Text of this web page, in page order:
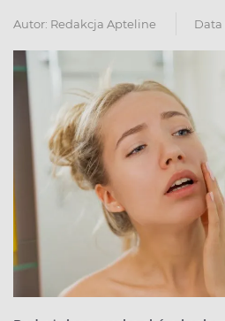
Autor: Redakcja Apteline Data